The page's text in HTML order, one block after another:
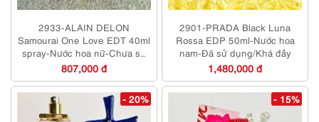
2933-ALAIN DELON
Samourai One Love EDT 40ml
spray-Nước hoa nữ-Chưa sử
dụng
807,000 đ
2901-PRADA Black Luna
Rossa EDP 50ml-Nước hoa
nam-Đã sử dụng/Khá đầy
1,480,000 đ
- 20% - 15%